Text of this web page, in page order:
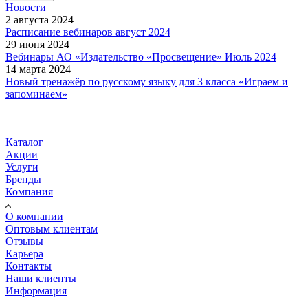
Новости
2 августа 2024
Расписание вебинаров август 2024
29 июня 2024
Вебинары АО «Издательство «Просвещение» Июль 2024
14 марта 2024
Новый тренажёр по русскому языку для 3 класса «Играем и
запоминаем»
Каталог
Акции
Услуги
Бренды
Компания
О компании
Оптовым клиентам
Отзывы
Карьера
Контакты
Наши клиенты
Информация